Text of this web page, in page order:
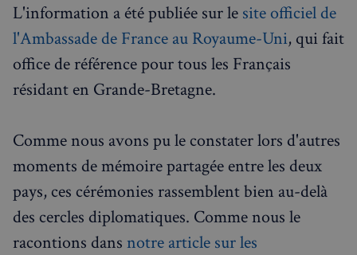
L'information a été publiée sur le site officiel de
l'Ambassade de France au Royaume-Uni, qui fait
office de référence pour tous les Français
résidant en Grande-Bretagne.
Comme nous avons pu le constater lors d'autres
moments de mémoire partagée entre les deux
pays, ces cérémonies rassemblent bien au-delà
des cercles diplomatiques. Comme nous le
racontions dans notre article sur les